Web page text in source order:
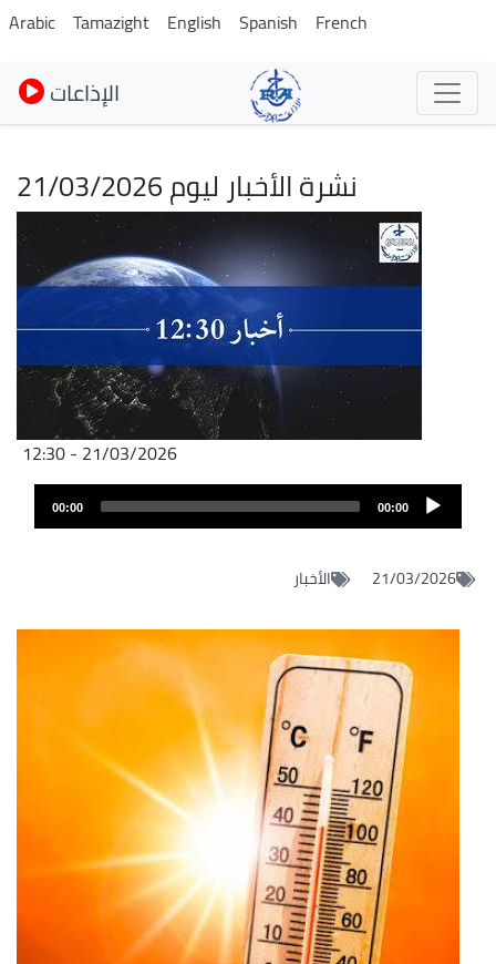
Pasar
al
contenido
principal
Arabic Tamazight English Spanish French
الإذاعات
نشرة الأخبار ليوم 21/03/2026
21/03/2026 - 12:30
Archivo
audio
00:00
00:00
21/03/2026 الأخبار